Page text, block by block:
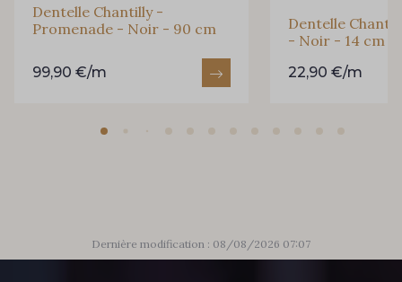
Dentelle Chantilly -
Promenade - Noir - 90 cm
99,90 €/m
Dentelle
- Noir - 14 cm
22,90 €/m
Dernière modification : 08/08/2026 07:07